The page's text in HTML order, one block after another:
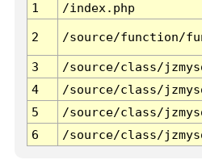
1
/index.php
2 /source/function/
3 /source/class/
4
/source/class/
5
/source/class/
6
/source/class/